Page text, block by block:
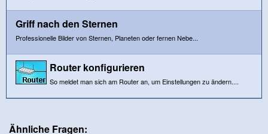
Griff nach den Sternen
Professionelle Bilder von Sternen, Planeten oder fernen Nebe...
Router konfigurieren
So meldet man sich am Router an, um Einstellungen zu ändern....
Ähnliche Fragen: